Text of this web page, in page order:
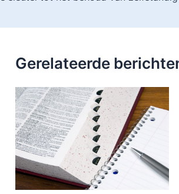
Gerelateerde